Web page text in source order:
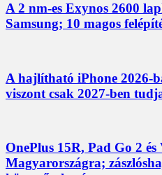
A 2 nm-es Exynos 2600
Samsung; 10 magos
A hajlítható iPhone 2026-
viszont csak 2027-ben
OnePlus 15R, Pad Go 2
Magyarországra;